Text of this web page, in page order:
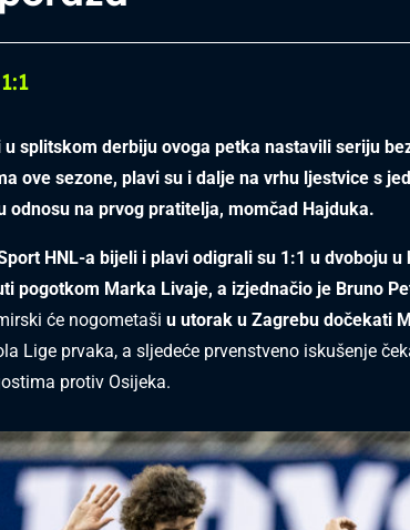
u splitskom derbiju ovoga petka nastavili seriju
ove sezone, plavi su i dalje na vrhu ljestvice s
odnosu na prvog pratitelja, momčad Hajduka.
HNL-a bijeli i plavi odigrali su 1:1 u dvoboju u
pogotkom Marka Livaje, a izjednačio je Bruno
će nogometaši u utorak u Zagrebu dočekati
Lige prvaka, a sljedeće prvenstveno iskušenje
protiv Osijeka.